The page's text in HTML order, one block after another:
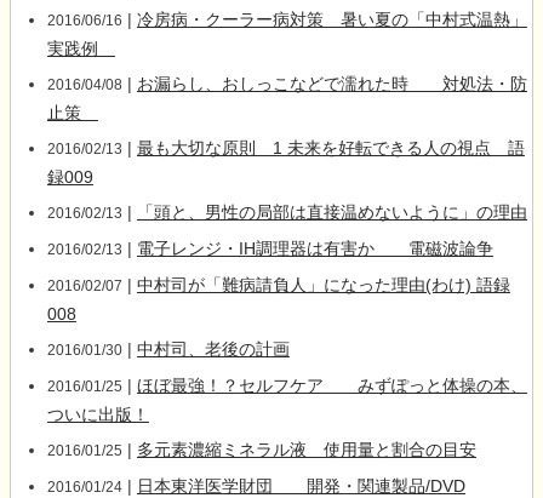
2016/06/16 | 冷房病・クーラー病対策 暑い夏の「中村式温熱」
実践例
2016/04/08 | お漏らし、おしっこなどで濡れた時 対処法・防
止策
2016/02/13 | 最も大切な原則 1 未来を好転できる人の視点 語
録009
2016/02/13 | 「頭と、男性の局部は直接温めないように」の理由
2016/02/13 | 電子レンジ・IH調理器は有害か 電磁波論争
2016/02/07 | 中村司が「難病請負人」になった理由(わけ) 語録
008
2016/01/30| 中村司、老後の計画
2016/01/25 | ほぼ最強！？セルフケア みずぽっと体操の本、
ついに出版！
2016/01/25 | 多元素濃縮ミネラル液 使用量と割合の目安
2016/01/24| 日本東洋医学財団 開発・関連製品/DVD